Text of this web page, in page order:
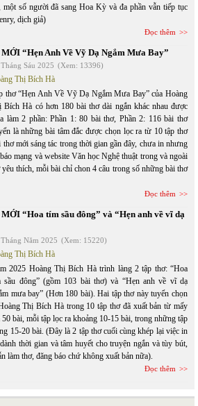
số người đã sang Hoa Kỳ và đa phần vẫn tiếp tục
dịch giả)
Đọc thêm
“Hẹn Anh Về Vỹ Dạ Ngắm Mưa Bay”
Sáu 2025 (Xem: 13396)
Thị Bích Hà
thơ “Hẹn Anh Về Vỹ Dạ Ngắm Mưa Bay” của Hoàng
Bích Hà có hơn 180 bài thơ dài ngắn khác nhau được
làm 2 phần: Phần 1: 80 bài thơ, Phần 2: 116 bài thơ
là những bài tâm đắc được chọn lọc ra từ 10 tập thơ
mới sáng tác trong thời gian gần đây, chưa in nhưng
mạng và website Văn học Nghệ thuật trong và ngoài
thích, mỗi bài chỉ chon 4 câu trong số những bài thơ
Đọc thêm
“Hoa tím sầu đông” và “Hẹn anh về vĩ dạ
Năm 2025 (Xem: 15220)
Thị Bích Hà
2025 Hoàng Thị Bích Hà trình làng 2 tập thơ: “Hoa
sầu đông” (gồm 103 bài thơ) và “Hẹn anh về vĩ dạ
mưa bay” (Hơn 180 bài). Hai tập thơ này tuyển chọn
Thị Bích Hà trong 10 tập thơ đã xuất bản từ mấy
bài, mỗi tập lọc ra khoảng 10-15 bài, trong những tập
15-20 bài. (Đây là 2 tập thơ cuối cùng khép lại việc in
thời gian và tâm huyết cho truyện ngắn và tùy bút,
làm thơ, đăng báo chứ không xuất bản nữa).
Đọc thêm